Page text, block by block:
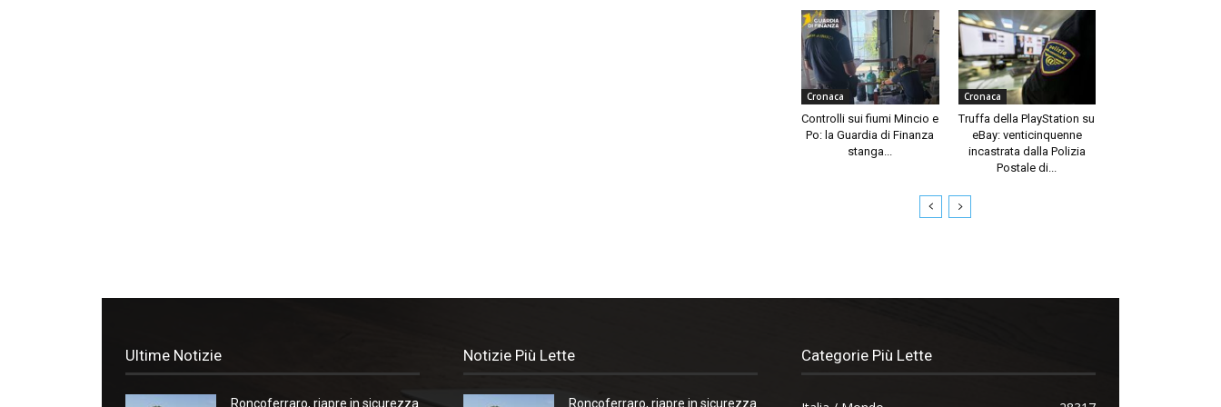
Cronaca
Controlli sui fiumi Mincio e
Po: la Guardia di Finanza
stanga...
Cronaca
Truffa della PlayStation su
eBay: venticinquenne
incastrata dalla Polizia
Postale di...
Ultime Notizie
Roncoferraro, riapre in sicurezza
Notizie Più Lette
Roncoferraro, riapre in sicurezza
Categorie Più Lette